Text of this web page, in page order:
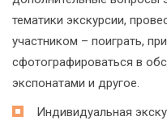
тематики экскурсии,
участником – поиграть,
сфотографироваться в
экспонатами и другое.
Индивидуальная